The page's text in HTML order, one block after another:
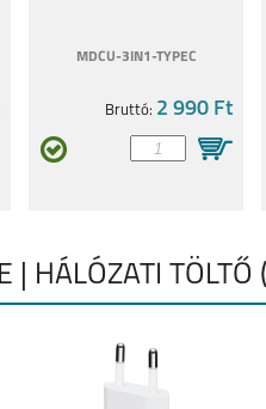
MDCU-3IN1-TYPEC
Bruttó: 2 990 Ft
| HÁLÓZATI TÖLTŐ